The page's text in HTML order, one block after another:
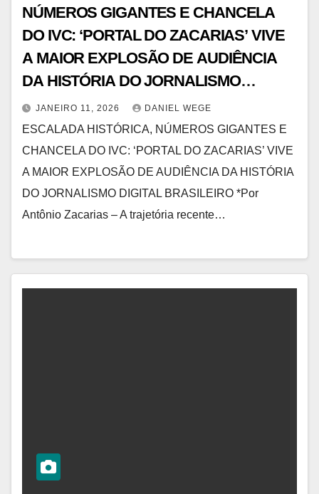
NÚMEROS GIGANTES E CHANCELA
DO IVC: ‘PORTAL DO ZACARIAS’ VIVE
A MAIOR EXPLOSÃO DE AUDIÊNCIA
DA HISTÓRIA DO JORNALISMO
DIGITAL BRASILEIRO | Portal do
Zacarias
JANEIRO 11, 2026 DANIEL WEGE
ESCALADA HISTÓRICA, NÚMEROS GIGANTES E
CHANCELA DO IVC: ‘PORTAL DO ZACARIAS’ VIVE
A MAIOR EXPLOSÃO DE AUDIÊNCIA DA HISTÓRIA
DO JORNALISMO DIGITAL BRASILEIRO *Por
Antônio Zacarias – A trajetória recente…